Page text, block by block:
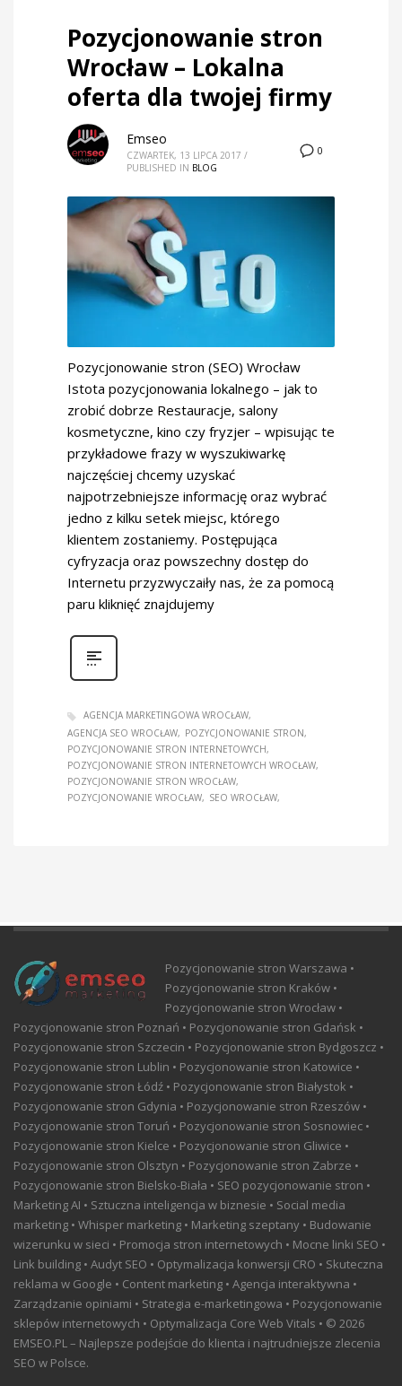
Pozycjonowanie stron
Wrocław – Lokalna
oferta dla twojej firmy
0
Emseo
CZWARTEK, 13 LIPCA 2017 /
PUBLISHED IN BLOG
Pozycjonowanie stron (SEO) Wrocław
Istota pozycjonowania lokalnego – jak to
zrobić dobrze Restauracje, salony
kosmetyczne, kino czy fryzjer – wpisując te
przykładowe frazy w wyszukiwarkę
najczęściej chcemy uzyskać
najpotrzebniejsze informację oraz wybrać
jedno z kilku setek miejsc, którego
klientem zostaniemy. Postępująca
cyfryzacja oraz powszechny dostęp do
Internetu przyzwyczaiły nas, że za pomocą
paru kliknięć znajdujemy
AGENCJA MARKETINGOWA WROCŁAW
AGENCJA SEO WROCŁAW
POZYCJONOWANIE STRON
POZYCJONOWANIE STRON INTERNETOWYCH
POZYCJONOWANIE STRON INTERNETOWYCH WROCŁAW
POZYCJONOWANIE STRON WROCŁAW
POZYCJONOWANIE WROCŁAW
SEO WROCŁAW
Pozycjonowanie stron Warszawa •
Pozycjonowanie stron Kraków •
Pozycjonowanie stron Wrocław •
Pozycjonowanie stron Poznań • Pozycjonowanie stron Gdańsk •
Pozycjonowanie stron Szczecin • Pozycjonowanie stron Bydgoszcz •
Pozycjonowanie stron Lublin • Pozycjonowanie stron Katowice •
Pozycjonowanie stron Łódź • Pozycjonowanie stron Białystok •
Pozycjonowanie stron Gdynia • Pozycjonowanie stron Rzeszów •
Pozycjonowanie stron Toruń • Pozycjonowanie stron Sosnowiec •
Pozycjonowanie stron Kielce • Pozycjonowanie stron Gliwice •
Pozycjonowanie stron Olsztyn • Pozycjonowanie stron Zabrze •
Pozycjonowanie stron Bielsko-Biała • SEO pozycjonowanie stron •
Marketing AI • Sztuczna inteligencja w biznesie • Social media
marketing • Whisper marketing • Marketing szeptany • Budowanie
wizerunku w sieci • Promocja stron internetowych • Mocne linki SEO •
Link building • Audyt SEO • Optymalizacja konwersji CRO • Skuteczna
reklama w Google • Content marketing • Agencja interaktywna •
Zarządzanie opiniami • Strategia e-marketingowa • Pozycjonowanie
sklepów internetowych • Optymalizacja Core Web Vitals • © 2026
EMSEO.PL – Najlepsze podejście do klienta i najtrudniejsze zlecenia
SEO w Polsce.